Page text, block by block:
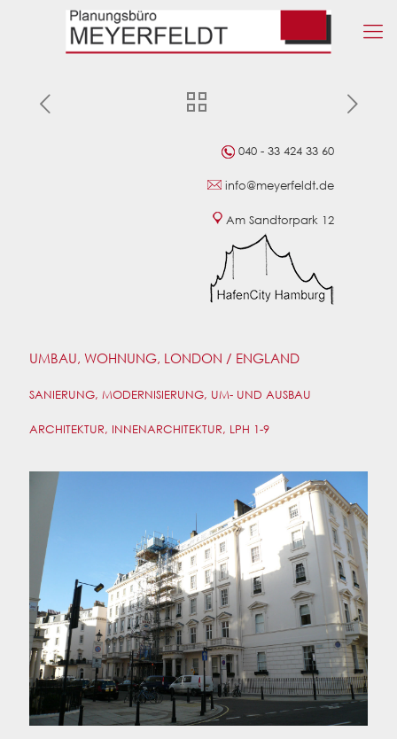
040 - 33 424 33 60
info@meyerfeldt.de
Am Sandtorpark 12
UMBAU, WOHNUNG, LONDON / ENGLAND
SANIERUNG, MODERNISIERUNG, UM- UND AUSBAU
ARCHITEKTUR, INNENARCHITEKTUR, LPH 1-9